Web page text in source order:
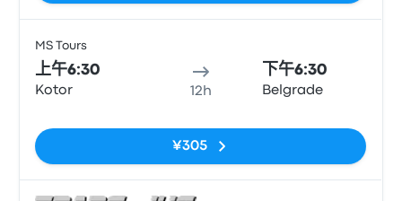
MS Tours
上午6:30
Kotor 12h
下午6:30
Belgrade
¥305